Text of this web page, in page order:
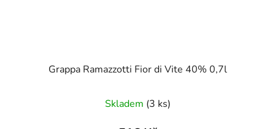
Grappa Ramazzotti Fior di Vite 40% 0,7l
Skladem (3 ks)